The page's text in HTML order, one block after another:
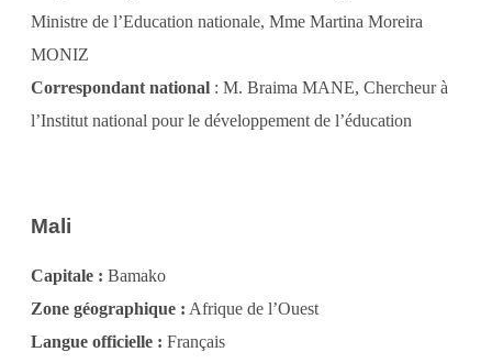
Ministre de l’Education nationale, Mme Martina Moreira
MONIZ
Correspondant national : M. Braima MANE, Chercheur à
l’Institut national pour le développement de l’éducation
Mali
Capitale : Bamako
Zone géographique : Afrique de l’Ouest
Langue officielle : Français